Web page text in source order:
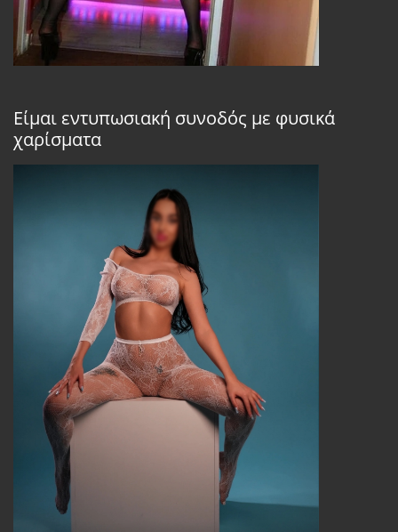
Είμαι εντυπωσιακή συνοδός με φυσικά
χαρίσματα